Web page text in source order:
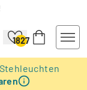
1827